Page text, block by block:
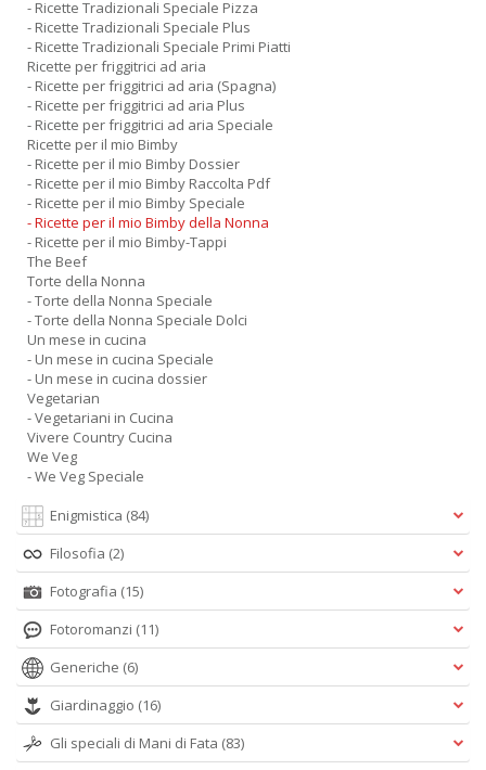
- Ricette Tradizionali Speciale Pizza
- Ricette Tradizionali Speciale Plus
- Ricette Tradizionali Speciale Primi Piatti
Ricette per friggitrici ad aria
- Ricette per friggitrici ad aria (Spagna)
- Ricette per friggitrici ad aria Plus
- Ricette per friggitrici ad aria Speciale
Ricette per il mio Bimby
- Ricette per il mio Bimby Dossier
- Ricette per il mio Bimby Raccolta Pdf
- Ricette per il mio Bimby Speciale
- Ricette per il mio Bimby della Nonna
- Ricette per il mio Bimby-Tappi
The Beef
Torte della Nonna
- Torte della Nonna Speciale
- Torte della Nonna Speciale Dolci
Un mese in cucina
- Un mese in cucina Speciale
- Un mese in cucina dossier
Vegetarian
- Vegetariani in Cucina
Vivere Country Cucina
We Veg
- We Veg Speciale
Enigmistica (84)
Filosofia (2)
Fotografia (15)
Fotoromanzi (11)
Generiche (6)
Giardinaggio (16)
Gli speciali di Mani di Fata (83)